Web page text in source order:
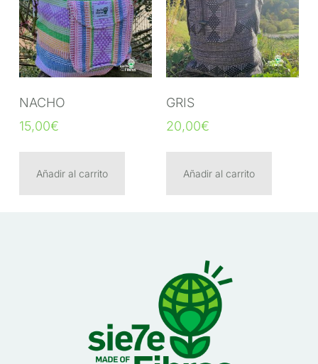
NACHO
15,00€
Añadir al carrito
GRIS
20,00€
Añadir al carrito